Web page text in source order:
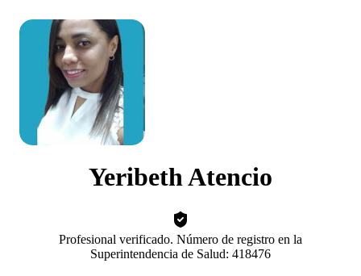
Yeribeth Atencio
Profesional verificado. Número de registro en la
Superintendencia de Salud: 418476